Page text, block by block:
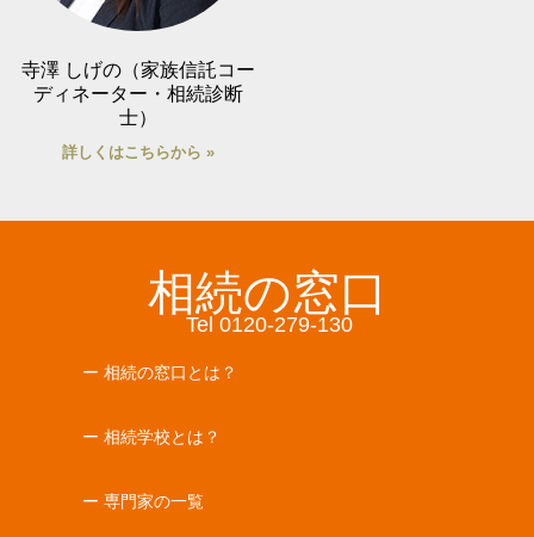
寺澤 しげの（家族信託コー
ディネーター・相続診断
士）
詳しくはこちらから »
相続の窓口
Tel 0120-279-130
ー 相続の窓口とは？
ー 相続学校とは？
ー 専門家の一覧